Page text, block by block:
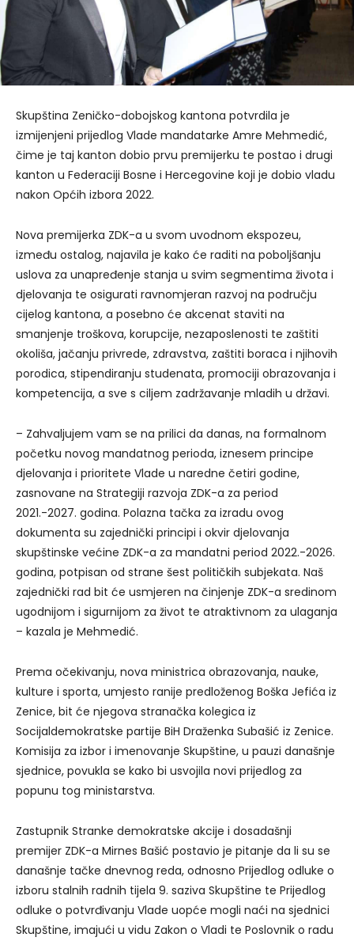
Skupština Zeničko-dobojskog kantona potvrdila je
izmijenjeni prijedlog Vlade mandatarke Amre Mehmedić,
čime je taj kanton dobio prvu premijerku te postao i drugi
kanton u Federaciji Bosne i Hercegovine koji je dobio vladu
nakon Općih izbora 2022.
Nova premijerka ZDK-a u svom uvodnom ekspozeu,
između ostalog, najavila je kako će raditi na poboljšanju
uslova za unapređenje stanja u svim segmentima života i
djelovanja te osigurati ravnomjeran razvoj na području
cijelog kantona, a posebno će akcenat staviti na
smanjenje troškova, korupcije, nezaposlenosti te zaštiti
okoliša, jačanju privrede, zdravstva, zaštiti boraca i njihovih
porodica, stipendiranju studenata, promociji obrazovanja i
kompetencija, a sve s ciljem zadržavanje mladih u državi.
– Zahvaljujem vam se na prilici da danas, na formalnom
početku novog mandatnog perioda, iznesem principe
djelovanja i prioritete Vlade u naredne četiri godine,
zasnovane na Strategiji razvoja ZDK-a za period
2021.-2027. godina. Polazna tačka za izradu ovog
dokumenta su zajednički principi i okvir djelovanja
skupštinske većine ZDK-a za mandatni period 2022.-2026.
godina, potpisan od strane šest političkih subjekata. Naš
zajednički rad bit će usmjeren na činjenje ZDK-a sredinom
ugodnijom i sigurnijom za život te atraktivnom za ulaganja
– kazala je Mehmedić.
Prema očekivanju, nova ministrica obrazovanja, nauke,
kulture i sporta, umjesto ranije predloženog Boška Jefića iz
Zenice, bit će njegova stranačka kolegica iz
Socijaldemokratske partije BiH Draženka Subašić iz Zenice.
Komisija za izbor i imenovanje Skupštine, u pauzi današnje
sjednice, povukla se kako bi usvojila novi prijedlog za
popunu tog ministarstva.
Zastupnik Stranke demokratske akcije i dosadašnji
premijer ZDK-a Mirnes Bašić postavio je pitanje da li su se
današnje tačke dnevnog reda, odnosno Prijedlog odluke o
izboru stalnih radnih tijela 9. saziva Skupštine te Prijedlog
odluke o potvrđivanju Vlade uopće mogli naći na sjednici
Skupštine, imajući u vidu Zakon o Vladi te Poslovnik o radu